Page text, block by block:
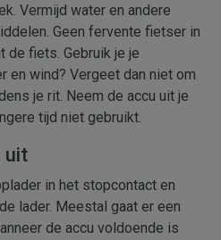
Vermijd water en andere
Geen fervente fietser in
de fiets. Gebruik je je
wind? Vergeet dan niet om
je rit. Neem de accu uit je
tijd niet gebruikt.
uit
in het stopcontact en
lader. Meestal gaat er een
de accu voldoende is